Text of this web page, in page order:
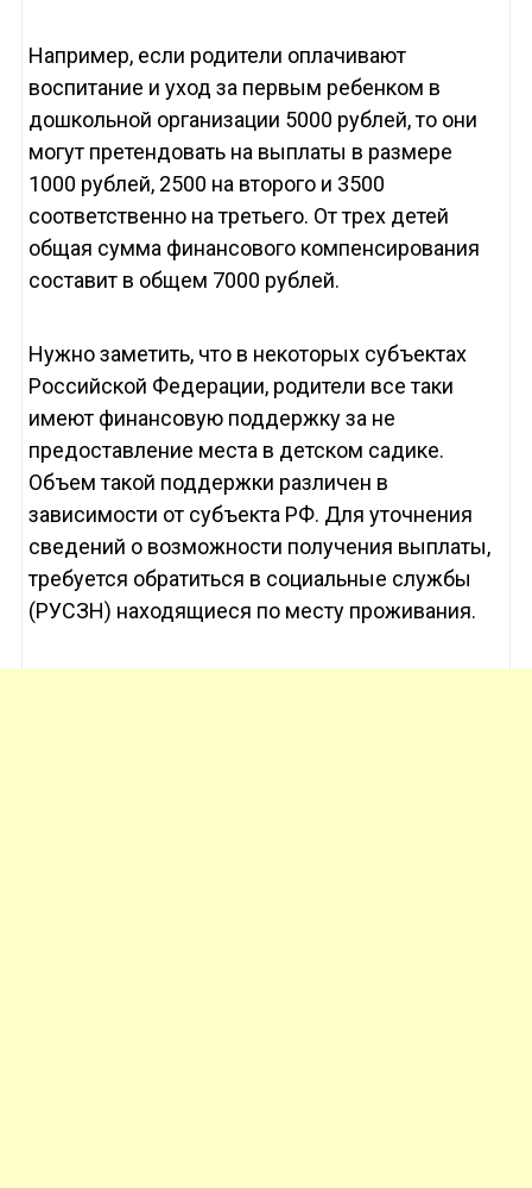
Например, если родители оплачивают
воспитание и уход за первым ребенком в
дошкольной организации 5000 рублей, то они
могут претендовать на выплаты в размере
1000 рублей, 2500 на второго и 3500
соответственно на третьего. От трех детей
общая сумма финансового компенсирования
составит в общем 7000 рублей.
Нужно заметить, что в некоторых субъектах
Российской Федерации, родители все таки
имеют финансовую поддержку за не
предоставление места в детском садике.
Объем такой поддержки различен в
зависимости от субъекта РФ. Для уточнения
сведений о возможности получения выплаты,
требуется обратиться в социальные службы
(РУСЗН) находящиеся по месту проживания.